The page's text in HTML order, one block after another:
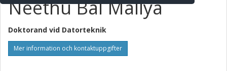
Neethu Bal Mallya
Doktorand vid Datorteknik
Mer information och kontaktuppgifter